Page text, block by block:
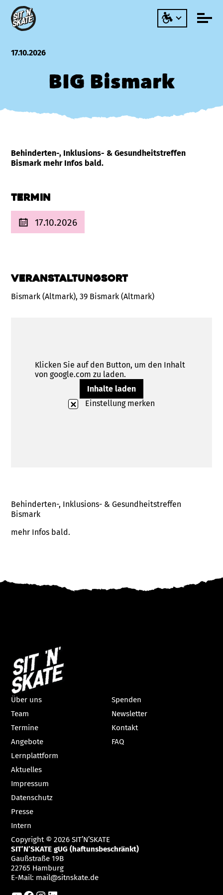
17.10.2026
BIG Bismark
Behinderten-, Inklusions- & Gesundheitstreffen
Bismark mehr Infos bald.
Termin
17.10.2026
Veranstaltungsort
Bismark (Altmark), 39 Bismark (Altmark)
Klicken Sie auf den Button, um den Inhalt
von google.com zu laden.
Inhalte laden
Einstellung merken
Behinderten-, Inklusions- & Gesundheitstreffen
Bismark
mehr Infos bald.
Über uns
Team
Termine
Angebote
Lernplattform
Aktuelles
Spenden
Newsletter
Kontakt
FAQ
Impressum
Datenschutz
Presse
Intern
Copyright © 2026 SIT’N’SKATE
SIT’N’SKATE gUG (haftunsbeschränkt)
Gaußstraße 19B
22765 Hamburg
E-Mail: mail@sitnskate.de